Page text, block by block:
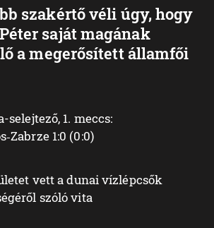
szakértő véli úgy, hogy
saját magának
a megerősített államfői
selejtező, 1. meccs:
1:0 (0:0)
vett a dunai vízlépcsők
szóló vita